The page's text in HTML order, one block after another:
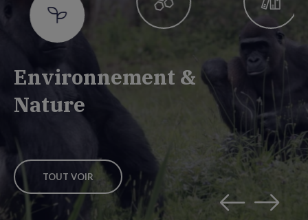
Environnement &
Nature
TOUT VOIR